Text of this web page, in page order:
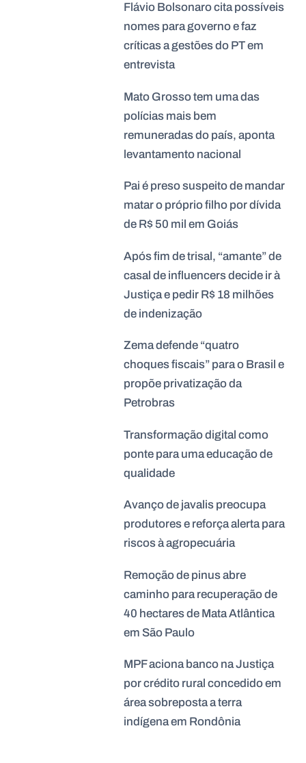
Flávio Bolsonaro cita possíveis
nomes para governo e faz
críticas a gestões do PT em
entrevista
Mato Grosso tem uma das
polícias mais bem
remuneradas do país, aponta
levantamento nacional
Pai é preso suspeito de mandar
matar o próprio filho por dívida
de R$ 50 mil em Goiás
Após fim de trisal, “amante” de
casal de influencers decide ir à
Justiça e pedir R$ 18 milhões
de indenização
Zema defende “quatro
choques fiscais” para o Brasil e
propõe privatização da
Petrobras
Transformação digital como
ponte para uma educação de
qualidade
Avanço de javalis preocupa
produtores e reforça alerta para
riscos à agropecuária
Remoção de pinus abre
caminho para recuperação de
40 hectares de Mata Atlântica
em São Paulo
MPF aciona banco na Justiça
por crédito rural concedido em
área sobreposta a terra
indígena em Rondônia